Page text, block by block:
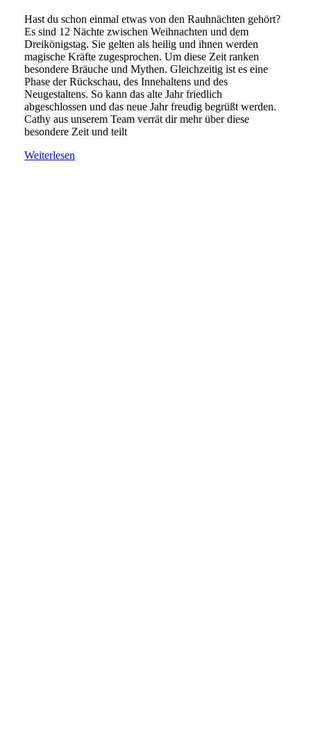
Hast du schon einmal etwas von den Rauhnächten gehört?
Es sind 12 Nächte zwischen Weihnachten und dem
Dreikönigstag. Sie gelten als heilig und ihnen werden
magische Kräfte zugesprochen. Um diese Zeit ranken
besondere Bräuche und Mythen. Gleichzeitig ist es eine
Phase der Rückschau, des Innehaltens und des
Neugestaltens. So kann das alte Jahr friedlich
abgeschlossen und das neue Jahr freudig begrüßt werden.
Cathy aus unserem Team verrät dir mehr über diese
besondere Zeit und teilt
Weiterlesen